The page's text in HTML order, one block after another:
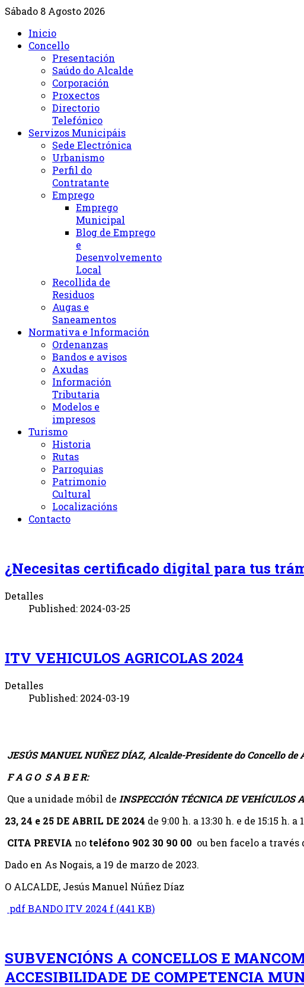
Sábado 8 Agosto 2026
Inicio
Concello
Presentación
Saúdo do Alcalde
Corporación
Proxectos
Directorio
Telefónico
Servizos Municipáis
Sede Electrónica
Urbanismo
Perfil do
Contratante
Emprego
Emprego
Municipal
Blog de Emprego
e
Desenvolvemento
Local
Recollida de
Residuos
Augas e
Saneamentos
Normativa e Información
Ordenanzas
Bandos e avisos
Axudas
Información
Tributaria
Modelos e
impresos
Turismo
Historia
Rutas
Parroquias
Patrimonio
Cultural
Localizacións
Contacto
¿Necesitas certificado digital para tus
Detalles
Published: 2024-03-25
ITV VEHICULOS AGRICOLAS 2024
Detalles
Published: 2024-03-19
JESÚS MANUEL NUÑEZ DÍAZ, Alcalde-Presidente do Concello de
F A G O S A B E R:
Que a unidade móbil de INSPECCIÓN TÉCNICA DE VEHÍCULOS
23, 24 e 25 DE ABRIL DE 2024 de 9:00 h. a 13:30 h. e de 15:15 h. a
CITA PREVIA no teléfono 902 30 90 00 ou ben facelo a través
Dado en As Nogais, a 19 de marzo de 2023.
O ALCALDE, Jesús Manuel Núñez Díaz
pdfBANDO ITV 2024 f (441 KB)
SUBVENCIÓNS A CONCELLOS E
ACCESIBILIDADE DE COMPETENCIA